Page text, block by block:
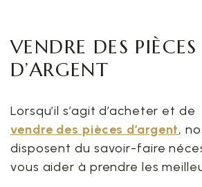
VENDRE DES PIÈCES
D’ARGENT
Lorsqu’il s’agit d’acheter et de
vendre des pièces d’argent,
disposent du savoir-faire
vous aider à prendre les